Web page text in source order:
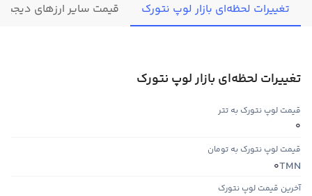
تغییرات لحظه‌ای بازار لوپ نتورک قیمت سایر ارزهای
تغییرات لحظه‌ای بازار لوپ نتورک
قیمت لوپ نتورک به تتر
0
قیمت لوپ نتورک به تومان
TMN
0
آخرین قیمت لوپ نتورک